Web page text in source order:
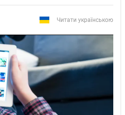
Читати українською